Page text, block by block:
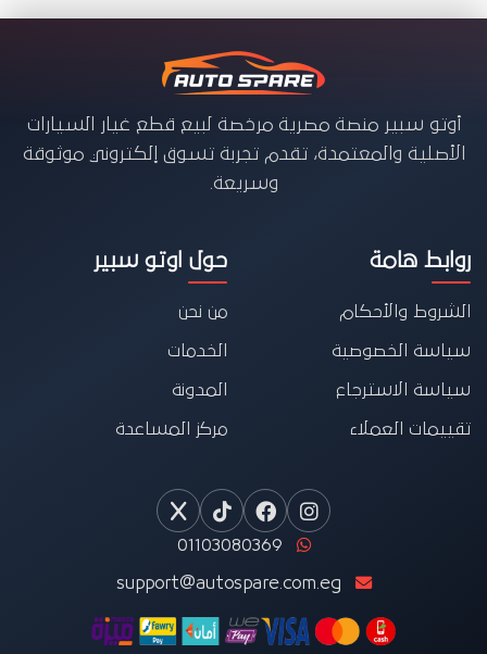
أوتو سبير منصة مصرية مرخصة لبيع قطع غيار السيارات
الأصلية والمعتمدة، تقدم تجربة تسوق إلكتروني موثوقة
وسريعة.
روابط هامة
الشروط والأحكام
سياسة الخصوصية
سياسة الاسترجاع
تقييمات العملاء
حول اوتو سبير
من نحن
الخدمات
المدونة
مركز المساعدة